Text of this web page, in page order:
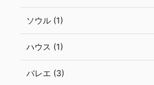
ソウル (1)
ハウス (1)
バレエ (3)